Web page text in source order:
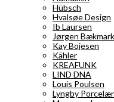
Hübsch
Hvalsøe Design
Ib Laursen
Jørgen Bækmark
Kay Bojesen
Kähler
KREAFUNK
LIND DNA
Louis Poulsen
Lyngby